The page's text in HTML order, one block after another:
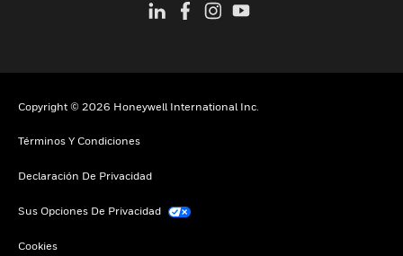
Copyright © 2026 Honeywell International Inc.
Términos Y Condiciones
Declaración De Privacidad
Sus Opciones De Privacidad
Cookies